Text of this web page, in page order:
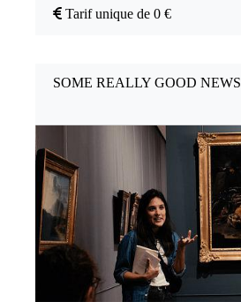
Tarif unique de 0 €
SOME REALLY GOOD NEWS